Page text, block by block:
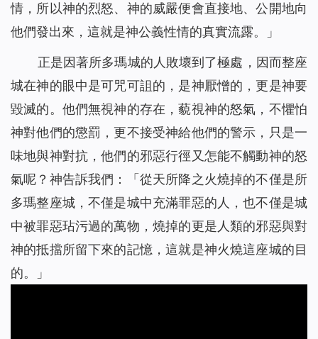
情，所以神的烈怒、神的威嚴便會直接地、公開地向
他們發出來，這就是神公義性情的真實流露。
」
正是因著所多瑪城的人敗壞到了極處，因而整座
城在神的眼中是可咒可詛的，是神厭憎的，更是神要
毀滅的。他們無視神的存在，藐視神的怒氣，不懼怕
神對他們的懲罰，更不接受神給他們的警示，只是一
味地與神對抗，他們的邪惡行徑又怎能不觸動神的怒
氣呢？神告訴我們：「 從天所降之火燒掉的不僅是所
多瑪整座城，不僅是城中充滿罪惡的人，也不僅是城
中被罪惡玷污過的萬物，燒掉的更是人類的邪惡與對
神的抵擋所留下來的記憶，這就是神火燒這座城的目
的。
」